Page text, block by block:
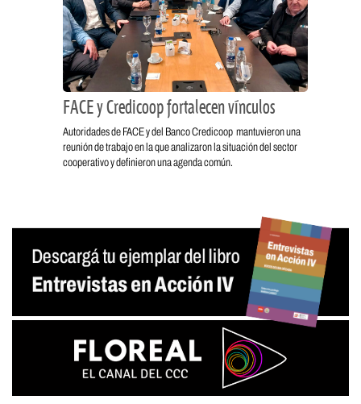
FACE y Credicoop fortalecen vínculos
Autoridades de FACE y del Banco Credicoop mantuvieron una
reunión de trabajo en la que analizaron la situación del sector
cooperativo y definieron una agenda común.